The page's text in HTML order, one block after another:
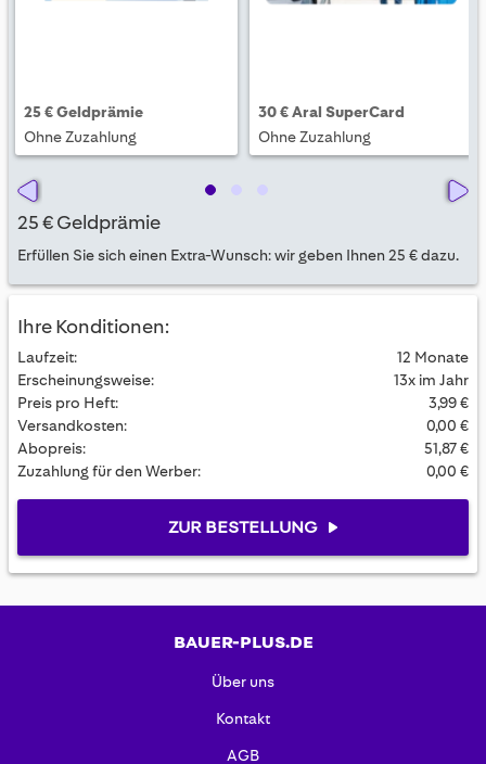
25 € Geldprämie
Ohne Zuzahlung
30 € Aral SuperCard
Ohne Zuzahlung
25 € Geldprämie
Erfüllen Sie sich einen Extra-Wunsch: wir geben Ihnen 25 € dazu.
Ihre Konditionen:
Laufzeit:
12 Monate
Erscheinungsweise:
13x im Jahr
Preis pro Heft:
3,99 €
Versandkosten:
0,00 €
Abopreis:
51,87 €
Zuzahlung für den Werber:
0,00 €
ZUR BESTELLUNG
BAUER-PLUS.DE
Über uns
Kontakt
AGB